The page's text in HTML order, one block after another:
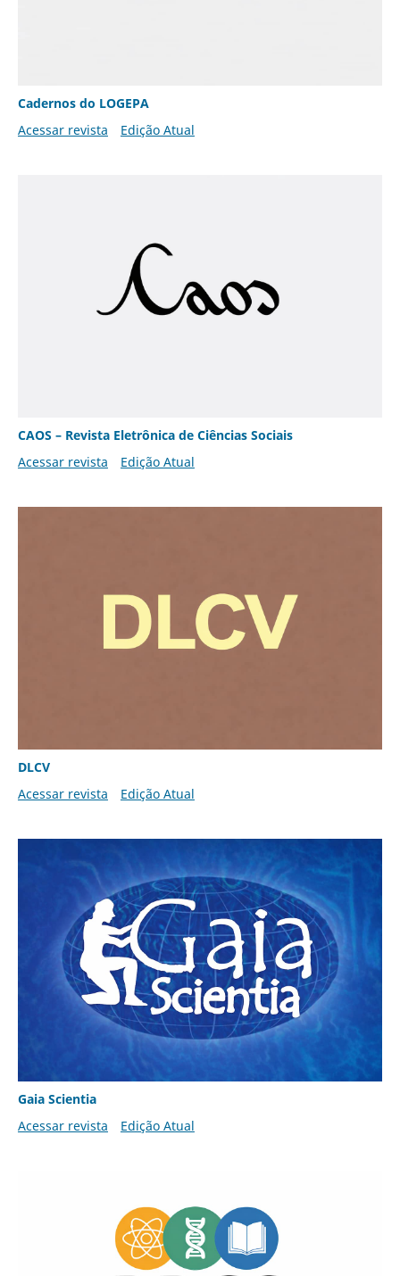
Cadernos do LOGEPA
Acessar revista
Edição Atual
CAOS – Revista Eletrônica de Ciências Sociais
Acessar revista
Edição Atual
DLCV
Acessar revista
Edição Atual
Gaia Scientia
Acessar revista
Edição Atual